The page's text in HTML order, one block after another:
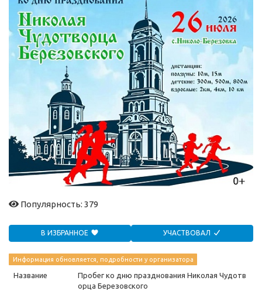
Популярность: 379
В ИЗБРАННОЕ УЧАСТВОВАЛ
Информация обновляется, подробности у организатора
Название
Пробег ко дню празднования Николая Чудотв
орца Березовского